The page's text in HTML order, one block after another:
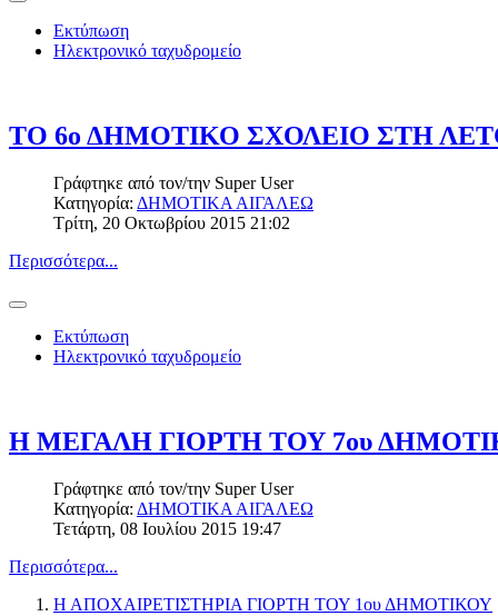
Εκτύπωση
Ηλεκτρονικό ταχυδρομείο
ΤΟ 6ο ΔΗΜΟΤΙΚΟ ΣΧΟΛΕΙΟ ΣΤΗ
Γράφτηκε από τον/την Super User
Κατηγορία: ΔΗΜΟΤΙΚΑ ΑΙΓΑΛΕΩ
Τρίτη, 20 Οκτωβρίου 2015 21:02
Περισσότερα...
Εκτύπωση
Ηλεκτρονικό ταχυδρομείο
Η ΜΕΓΑΛΗ ΓΙΟΡΤΗ ΤΟΥ 7ου
Γράφτηκε από τον/την Super User
Κατηγορία: ΔΗΜΟΤΙΚΑ ΑΙΓΑΛΕΩ
Τετάρτη, 08 Ιουλίου 2015 19:47
Περισσότερα...
Η ΑΠΟΧΑΙΡΕΤΙΣΤΗΡΙΑ ΓΙΟΡΤΗ ΤΟΥ 1ου ΔΗΜΟΤΙΚΟΥ